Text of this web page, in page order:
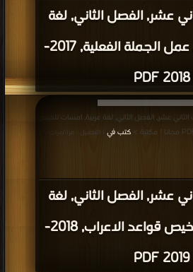
عشر, الفصل الثاني, لغة
عربية, النحو ورق عمل الجملة الفعلية, 2017-
2018 PDF
عشر, الفصل الثاني, لغة
عربية, امسات تلخيص قواعد الاعراب, 2018-
2019 PDF
عشر, الفصل الثاني, لغة عربية, امسات تلخيص
كتب في | التحميل : مرة/مرات